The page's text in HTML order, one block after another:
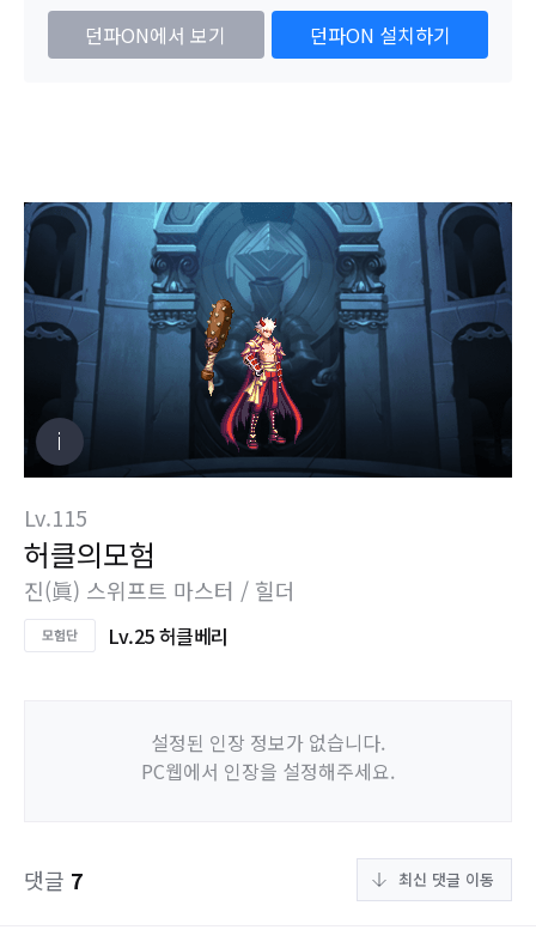
던파ON에서 보기 던파ON 설치하기
Lv.115
허클의모험
진(眞) 스위프트 마스터 / 힐더
Lv.25 허클베리
설정된 인장 정보가 없습니다.
PC웹에서 인장을 설정해주세요.
댓글 7 최신 댓글 이동